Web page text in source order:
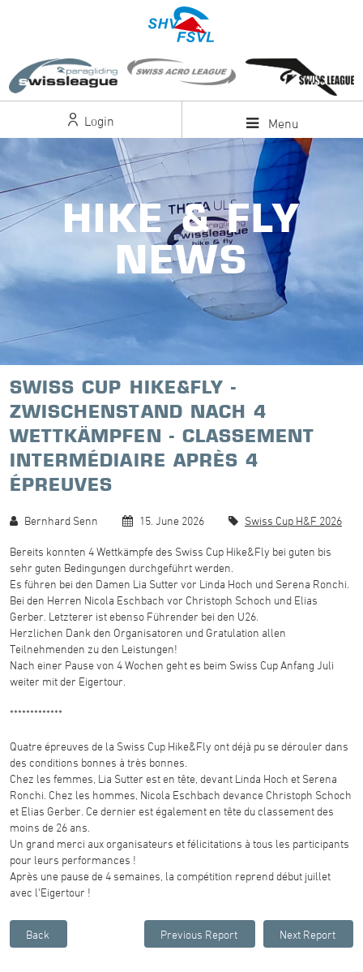
Login Menu
HIKE & FLY
NEWS
SWISS CUP HIKE&FLY -
ZWISCHENSTAND NACH 4
WETTKÄMPFEN - CLASSEMENT
INTERMÉDIAIRE APRÈS 4
ÉPREUVES
Bernhard Senn 15. June 2026 Swiss Cup H&F 2026
Bereits konnten 4 Wettkämpfe des Swiss Cup Hike&Fly bei guten bis
sehr guten Bedingungen durchgeführt werden.
Es führen bei den Damen Lia Sutter vor Linda Hoch und Serena Ronchi.
Bei den Herren Nicola Eschbach vor Christoph Schoch und Elias
Gerber. Letzterer ist ebenso Führender bei den U26.
Herzlichen Dank den Organisatoren und Gratulation allen
Teilnehmenden zu den Leistungen!
Nach einer Pause von 4 Wochen geht es beim Swiss Cup Anfang Juli
weiter mit der Eigertour.
*************
Quatre épreuves de la Swiss Cup Hike&Fly ont déjà pu se dérouler dans
des conditions bonnes à très bonnes.
Chez les femmes, Lia Sutter est en tête, devant Linda Hoch et Serena
Ronchi. Chez les hommes, Nicola Eschbach devance Christoph Schoch
et Elias Gerber. Ce dernier est également en tête du classement des
moins de 26 ans.
Un grand merci aux organisateurs et félicitations à tous les participants
pour leurs performances !
Après une pause de 4 semaines, la compétition reprend début juillet
avec l'Eigertour !